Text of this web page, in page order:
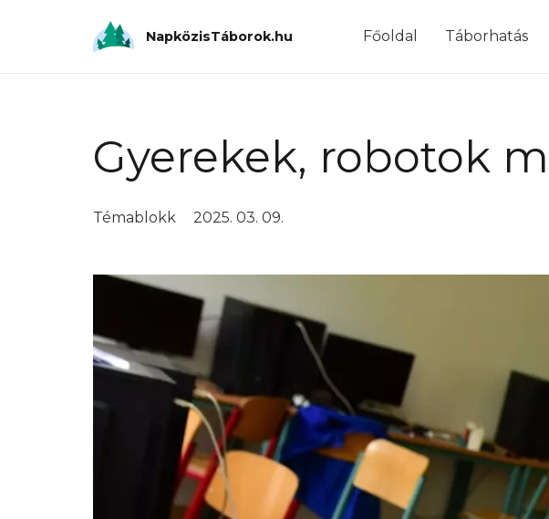
NapközisTáborok.hu Főoldal Táborhatás
Gyerekek, robotok
Témablokk 2025. 03. 09.